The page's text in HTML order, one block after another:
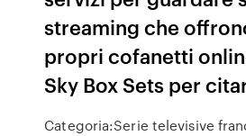
streaming che
propri cofanetti
Sky Box Sets per
Categoria:Serie televisive